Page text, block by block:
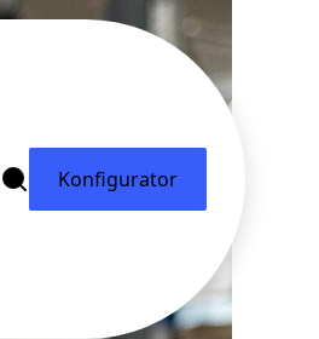
Konfigurator